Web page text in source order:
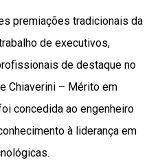
premiações tradicionais da
de executivos,
de destaque no
Chiaverini – Mérito em
concedida ao engenheiro
à liderança em